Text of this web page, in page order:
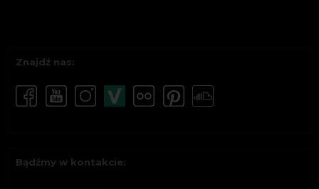
Znajdź nas:
Bądźmy w kontakcie: